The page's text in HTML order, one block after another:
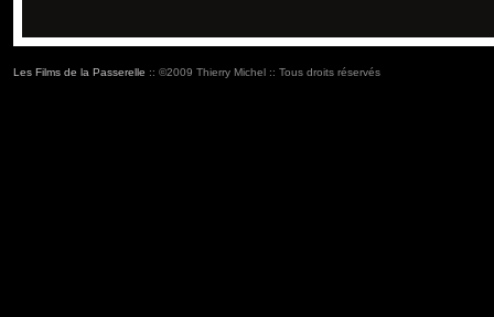
Les Films de la Passerelle :: ©2009 Thierry Michel :: Tous droits réservés